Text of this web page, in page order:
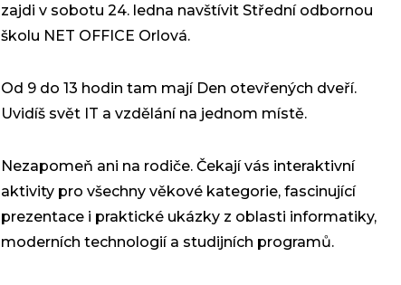
zajdi v sobotu 24. ledna navštívit Střední odbornou
školu NET OFFICE Orlová.
Od 9 do 13 hodin tam mají Den otevřených dveří.
Uvidíš svět IT a vzdělání na jednom místě.
Nezapomeň ani na rodiče. Čekají vás interaktivní
aktivity pro všechny věkové kategorie, fascinující
prezentace i praktické ukázky z oblasti informatiky,
moderních technologií a studijních programů.